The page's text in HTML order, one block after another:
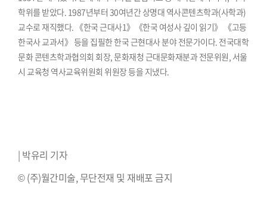
학위를 받았다. 1987년부터 30여년간 상명대 역사콘텐츠학과(사학과)
교수로 재직했다. 《한국 근대사1》《한국 여성사 깊이 읽기》 《고등
한국사 교과서》 등을 집필한 한국 근현대사 분야 전문가이다. 전국대학
문화 콘텐츠학과협의회 회장, 문화재청 근대문화재분과 전문위원, 서울
시 교육청 역사교육위원회 위원장 등을 지냈다.
| 박유리 기자
© (주)월간미술, 무단전재 및 재배포 금지